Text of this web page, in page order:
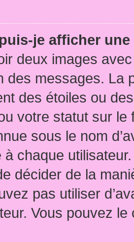
je afficher
deux images
des messages. La
des étoiles ou
votre statut sur
sous le nom
chaque utilisateur.
décider de la
pas utiliser
Vous pouvez